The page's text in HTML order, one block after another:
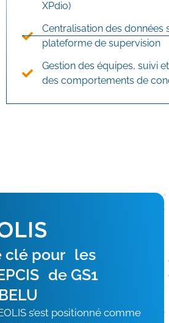
XPdio)
Centralisation des données
plateforme de supervision
Gestion des équipes, suivi
des comportements de
clé pour les
de GS1
s’est positionné comme